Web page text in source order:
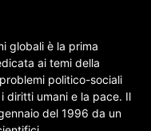
globali è la prima
ai temi della
politico-sociali
diritti umani e la pace. Il
del 1996 da un